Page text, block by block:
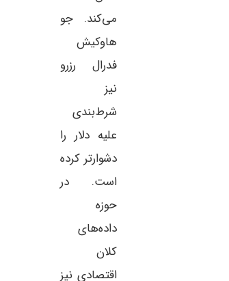
می‌کند. جو
هاوکیش
فدرال رزرو
نیز
شرط‌بندی
علیه دلار را
دشوارتر کرده
است. در
حوزه
داده‌های
کلان
اقتصادی نیز